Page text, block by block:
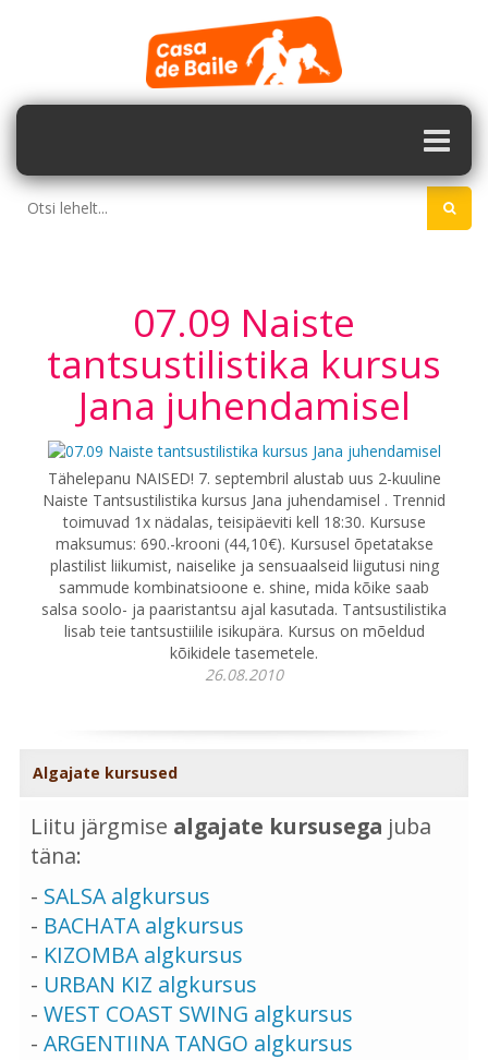
07.09 Naiste
tantsustilistika kursus
Jana juhendamisel
Tähelepanu NAISED! 7. septembril alustab uus 2-kuuline
Naiste Tantsustilistika kursus Jana juhendamisel . Trennid
toimuvad 1x nädalas, teisipäeviti kell 18:30. Kursuse
maksumus: 690.-krooni (44,10€). Kursusel õpetatakse
plastilist liikumist, naiselike ja sensuaalseid liigutusi ning
sammude kombinatsioone e. shine, mida kõike saab
salsa soolo- ja paaristantsu ajal kasutada. Tantsustilistika
lisab teie tantsustiilile isikupära. Kursus on mõeldud
kõikidele tasemetele.
26.08.2010
Algajate kursused
Liitu järgmise algajate kursusega juba
täna:
- SALSA algkursus
- BACHATA algkursus
- KIZOMBA algkursus
- URBAN KIZ algkursus
- WEST COAST SWING algkursus
- ARGENTIINA TANGO algkursus